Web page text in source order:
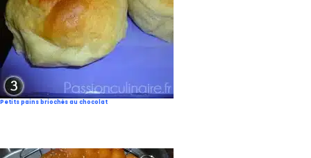
Petits pains briochés au chocolat